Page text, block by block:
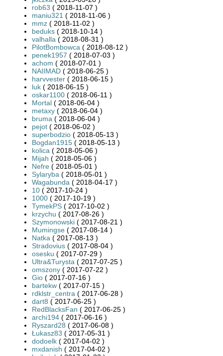
rob63 ( 2018-11-07 )
maniu321 ( 2018-11-06 )
mmz ( 2018-11-02 )
beduks ( 2018-10-14 )
valhalla ( 2018-08-31 )
PilotBombowca ( 2018-08-12 )
penek1957 ( 2018-07-03 )
achom ( 2018-07-01 )
NAIIMAD ( 2018-06-25 )
harvvester ( 2018-06-15 )
luk ( 2018-06-15 )
oskar1100 ( 2018-06-11 )
Mortal ( 2018-06-04 )
metaxy ( 2018-06-04 )
bruma ( 2018-06-04 )
pejot ( 2018-06-02 )
superbodzio ( 2018-05-13 )
Bogdan1915 ( 2018-05-13 )
kolica ( 2018-05-06 )
Mijah ( 2018-05-06 )
Nefre ( 2018-05-01 )
Sylaryba ( 2018-05-01 )
Wagabunda ( 2018-04-17 )
10 ( 2017-10-24 )
1000 ( 2017-10-19 )
TymekPS ( 2017-10-02 )
krzychu ( 2017-08-26 )
Szymonowski ( 2017-08-21 )
Mumingse ( 2017-08-14 )
Natka ( 2017-08-13 )
Stradovius ( 2017-08-04 )
osesku ( 2017-07-29 )
Ultra&Turysta ( 2017-07-25 )
omszony ( 2017-07-22 )
Gio ( 2017-07-16 )
bartekw ( 2017-07-15 )
rdklstr_centra ( 2017-06-28 )
dart8 ( 2017-06-25 )
RedBlacksFan ( 2017-06-25 )
archi194 ( 2017-06-16 )
Ryszard28 ( 2017-06-08 )
Łukasz83 ( 2017-05-31 )
dodoelk ( 2017-04-02 )
mxdanish ( 2017-04-02 )